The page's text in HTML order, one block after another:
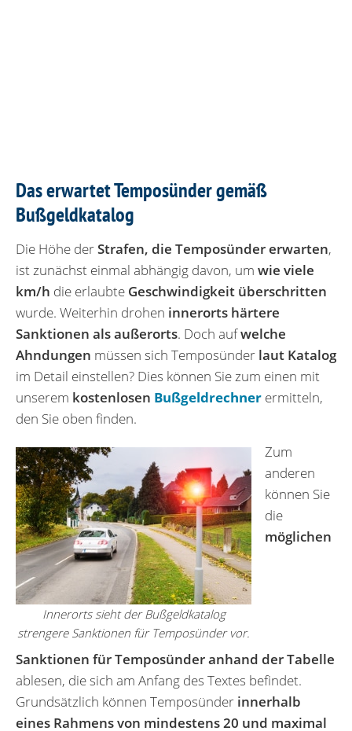
Das erwartet Temposünder gemäß
Bußgeldkatalog
Die Höhe derStrafen, die Temposünder erwarten,
ist zunächst einmal abhängig davon, um wie viele
km/h die erlaubte Geschwindigkeit überschritten
wurde. Weiterhin drohen innerorts härtere
Sanktionen als außerorts. Doch aufwelche
Ahndungen müssen sich Temposünder laut Katalog
im Detail einstellen? Dies können Sie zum einen mit
unserem kostenlosen Bußgeldrechner ermitteln,
den Sie oben finden.
Innerorts sieht der Bußgeldkatalog
strengere Sanktionen für Temposünder vor.
Zum
anderen
können Sie
die
möglichen
Sanktionen für Temposünder anhand der Tabelle
ablesen, die sich am Anfang des Textes befindet.
Grundsätzlich können Temposünder innerhalb
eines Rahmens von mindestens 20 und maximal